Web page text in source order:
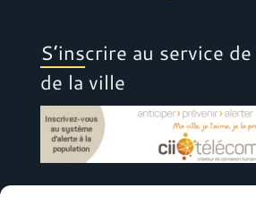
S’inscrire au service
de la ville